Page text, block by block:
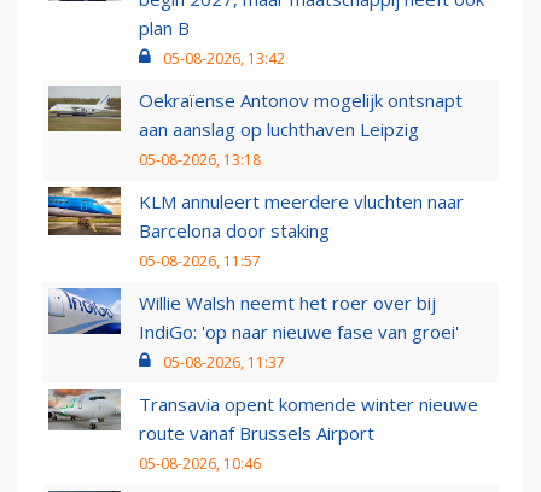
plan B
05-08-2026, 13:42
Oekraïense Antonov mogelijk ontsnapt
aan aanslag op luchthaven Leipzig
05-08-2026, 13:18
KLM annuleert meerdere vluchten naar
Barcelona door staking
05-08-2026, 11:57
Willie Walsh neemt het roer over bij
IndiGo: 'op naar nieuwe fase van groei'
05-08-2026, 11:37
Transavia opent komende winter nieuwe
route vanaf Brussels Airport
05-08-2026, 10:46